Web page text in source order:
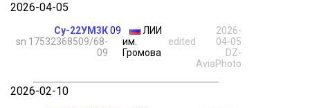
2026-04-05
Су-22УМ3К
sn 17532368509/68-
09
09
ЛИИ
им.
Громова
edited
2026-
04-05
DZ-
AviaPhoto
2026-02-10